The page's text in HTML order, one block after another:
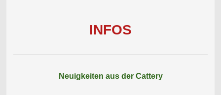
INFOS
Neuigkeiten aus der Cattery